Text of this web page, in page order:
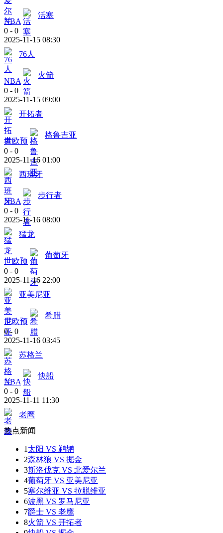
NBA
活塞
0 - 0
2025-11-15 08:30
76人
NBA
火箭
0 - 0
2025-11-15 09:00
开拓者
世欧预
格鲁吉亚
0 - 0
2025-11-16 01:00
西班牙
NBA
步行者
0 - 0
2025-11-16 08:00
猛龙
世欧预
葡萄牙
0 - 0
2025-11-16 22:00
亚美尼亚
世欧预
希腊
0 - 0
2025-11-16 03:45
苏格兰
NBA
快船
0 - 0
2025-11-11 11:30
老鹰
热点新闻
1 太阳 VS 鹈鹕
2森林狼 VS 掘金
3斯洛伐克 VS 北爱尔兰
4葡萄牙 VS 亚美尼亚
5塞尔维亚 VS 拉脱维亚
6波黑 VS 罗马尼亚
7爵士 VS 老鹰
8火箭 VS 开拓者